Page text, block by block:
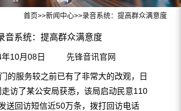
首页>>新闻中心>>录音系统：提高群众满意度
音系统：提高群众满意度
年10月08日 先锋音讯官网
服务较之前已有了非常大的改观，日
访了某公安局获悉，该局启动民意110
送回访短信近50万条，拨打回访电话